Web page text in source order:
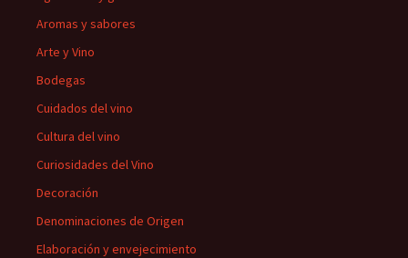
Aromas y sabores
Arte y Vino
Bodegas
Cuidados del vino
Cultura del vino
Curiosidades del Vino
Decoración
Denominaciones de Origen
Elaboración y envejecimiento